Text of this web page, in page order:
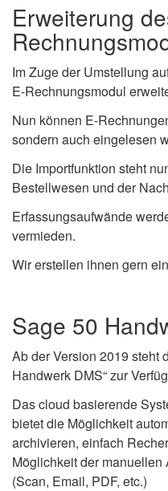
Erweiterung
Im Zuge der Umstellung
E-Rechnungsmodul
Nun können E-
sondern auch eingelesen
Die Importfunktion steht
Bestellwesen und der
Erfassungsaufwände
vermieden.
Wir erstellen ihnen gern
Sage 50
Ab der Version 2019 steht
Handwerk DMS“ zur
Das cloud basierende
bietet die Möglichkeit
archivieren, einfach
Möglichkeit der
(Scan, Email, PDF, etc.)